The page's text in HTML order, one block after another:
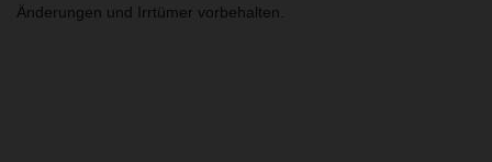
Änderungen und Irrtümer vorbehalten.